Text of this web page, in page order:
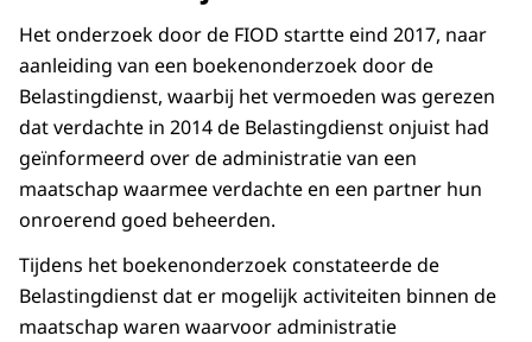
Het onderzoek door de FIOD startte eind 2017, naar
aanleiding van een boekenonderzoek door de
Belastingdienst, waarbij het vermoeden was gerezen
dat verdachte in 2014 de Belastingdienst onjuist had
geïnformeerd over de administratie van een
maatschap waarmee verdachte en een partner hun
onroerend goed beheerden.
Tijdens het boekenonderzoek constateerde de
Belastingdienst dat er mogelijk activiteiten binnen de
maatschap waren waarvoor administratie